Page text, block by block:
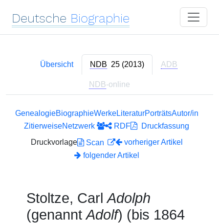
Deutsche Biographie
Übersicht NDB 25 (2013) ADB
NDB-online
GenealogieBiographieWerkeLiteraturPorträtsAutor/in
ZitierweiseNetzwerk RDF
Druckfassung
Druckvorlage
Scan
vorheriger Artikel
folgender Artikel
Stoltze, CarlAdolph
(genanntAdolf) (bis 1864